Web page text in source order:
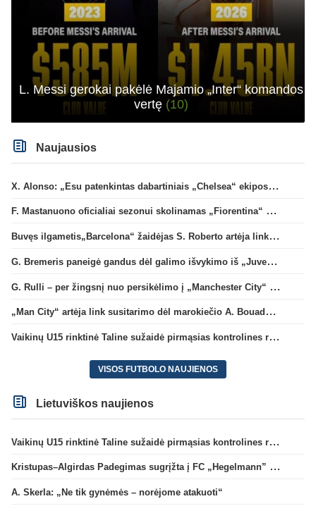
L. Messi gerokai pakėlė Majamio „Inter“ komandos
vertę (10)
Naujausios
X. Alonso: „Esu patenkintas dabartiniais „Chelsea“ ekipos vartininkais“
F. Mastanuono oficialiai sezonui skolinamas „Fiorentina“ ekipai
Buvęs ilgametis„Barcelona“ žaidėjas S. Roberto artėja link persikėlimo į MLS
G. Bremeris paneigė gandus dėl galimo išvykimo iš „Juventus“ klubo
G. Rulli – per žingsnį nuo persikėlimo į „Manchester City“ klubą
„Man City“ artėja link susitarimo dėl marokiečio A. Bouaddi persikėlimo
Vaikinų U15 rinktinė Taline sužaidė pirmąsias kontrolines rungtynes
VISOS FUTBOLO NAUJIENOS
Lietuviškos naujienos
Vaikinų U15 rinktinė Taline sužaidė pirmąsias kontrolines rungtynes
Kristupas–Algirdas Padegimas sugrįžta į FC „Hegelmann” B sudėtį
A. Skerla: „Ne tik gynėmės – norėjome atakuoti“